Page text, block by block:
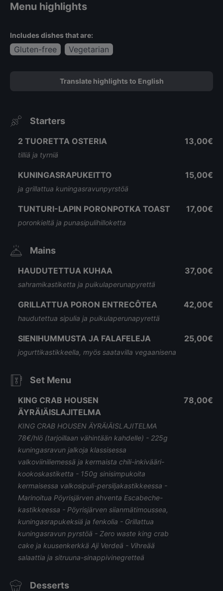
Menu highlights
Includes dishes that are:
Gluten-free Vegetarian
Translate highlights to English
Starters
2 TUORETTA OSTERIA
tilliä ja tyrniä
13,00€
KUNINGASRAPUKEITTO
ja grillattua kuningasravunpyrstöä
15,00€
TUNTURI-LAPIN PORONPOTKA TOAST
poronkieltä ja punasipulihilloketta
17,00€
Mains
HAUDUTETTUA KUHAA
sahramikastiketta ja puikulaperunapyrettä
37,00€
GRILLATTUA PORON ENTRECÔTEA
haudutettua sipulia ja puikulaperunapyrettä
42,00€
SIENIHUMMUSTA JA FALAFELEJA
jogurttikastikkeella, myös saatavilla vegaanisena
25,00€
Set Menu
KING CRAB HOUSEN
ÄYRÄIÄISLAJITELMA
KING CRAB HOUSEN ÄYRÄIÄISLAJITELMA
78€/hlö (tarjoillaan vähintään kahdelle) - 225g
kuningasravun jalkoja klassisessa
valkoviiniliemessä ja kermaista chili-inkivääri-
kookoskastiketta - 150g sinisimpukoita
kermaisessa valkosipuli-persiljakastikkeessa -
Marinoitua Pöyrisjärven ahventa Escabeche-
kastikkeessa - Pöyrisjärven siianmätimoussea,
kuningasrapukeksiä ja fenkolia - Grillattua
kuningasravun pyrstöä - Zero waste king crab
cake ja kuusenkerkkä Aji Verdeä - Vihreää
salaattia ja sitruuna-sinappivinegretteä
78,00€
Desserts